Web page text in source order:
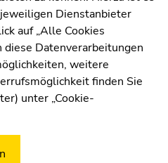
Dienstanbieter
auf „Alle Cookies
Datenverarbeitungen
weitere
finden Sie
unter „Cookie-